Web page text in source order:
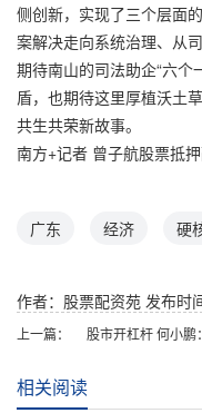
侧创新，实现了三个层面
案解决走向系统治理、从
期待南山的司法助企“六个
盾，也期待这里厚植沃土
共生共荣新故事。
南方+记者 曾子航股票抵
广东 经济 硬
作者：股票配资苑 发布时
上一篇：
相关阅读